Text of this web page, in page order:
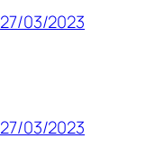
27/03/2023
27/03/2023